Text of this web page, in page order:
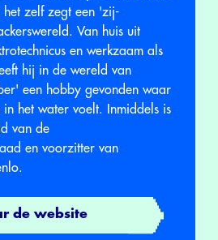
zelf zegt een 'zij-
Van huis uit
en werkzaam als
hij in de wereld van
een hobby gevonden waar
in het water voelt. Inmiddels is
van de
en voorzitter van
de website